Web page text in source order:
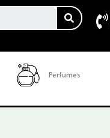
SEARCH
Perfumes